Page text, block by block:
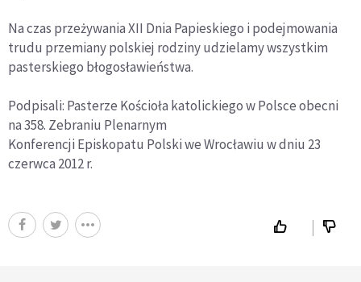
Na czas przeżywania XII Dnia Papieskiego i podejmowania
trudu przemiany polskiej rodziny udzielamy wszystkim
pasterskiego błogosławieństwa.
Podpisali: Pasterze Kościoła katolickiego w Polsce obecni
na 358. Zebraniu Plenarnym
Konferencji Episkopatu Polski we Wrocławiu w dniu 23
czerwca 2012 r.